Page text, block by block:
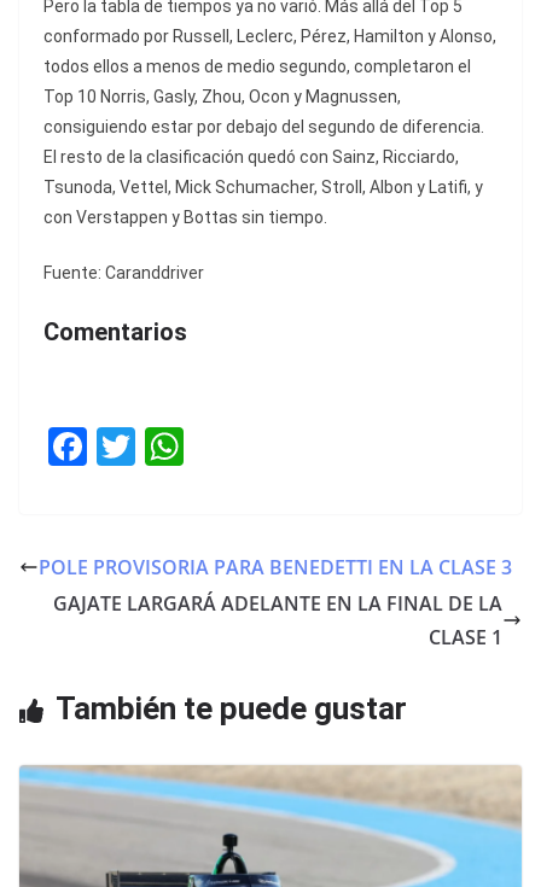
Pero la tabla de tiempos ya no varió. Más allá del Top 5
conformado por Russell, Leclerc, Pérez, Hamilton y Alonso,
todos ellos a menos de medio segundo, completaron el
Top 10 Norris, Gasly, Zhou, Ocon y Magnussen,
consiguiendo estar por debajo del segundo de diferencia.
El resto de la clasificación quedó con Sainz, Ricciardo,
Tsunoda, Vettel, Mick Schumacher, Stroll, Albon y Latifi, y
con Verstappen y Bottas sin tiempo.
Fuente: Caranddriver
Comentarios
F
e
b
k
T
er s
A
POLE PROVISORIA PARA BENEDETTI EN LA CLASE 3
GAJATE LARGARÁ ADELANTE EN LA FINAL DE LA
CLASE 1
También te puede gustar